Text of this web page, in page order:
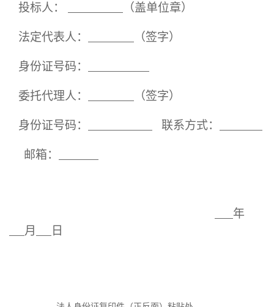
投标人： （盖单位章）
法定代表人： （签字）
身份证号码：
委托代理人： （签字）
身份证号码： 联系方式：
邮箱：
年
月
日